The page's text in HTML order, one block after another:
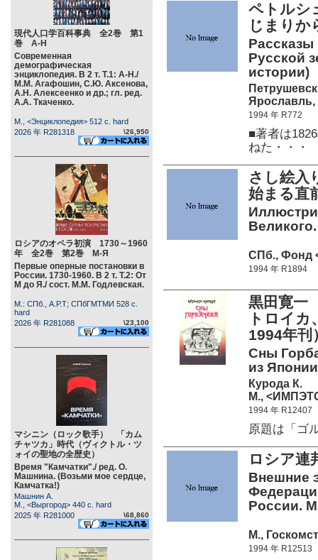
現代人口学百科事典 全2巻 第1
巻 А-Н
Современная
демографическая
энциклопедия. В 2 т. Т.1: А-Н./
М.М. Агафошин, С.Ю. Аксенова,
А.Н. Алексеенко и др.; гл. ред.
А.А. Ткаченко.
М., <Энциклопедия> 512 c. hard
2026 年 R281318
\26,950
ロシアのオペラ初演 1730～1960
年 全2巻 第2巻 М-Я
Первые оперные постановки в
России. 1730-1960. В 2 т. Т.2: От
М до Я./ сост. М.М. Годлевская.
М.: СПб., А.Р.Т; СПбГМТМИ 528 c.
hard
2026 年 R281088
\23,100
マシニン（ロック歌手） 「カム
チャツカ」時代（ヴィクトル・ツ
ォイの聖地の全歴史）
Время "Камчатки"./ ред. О.
Машнина. (Возьми мое сердце,
Камчатка!)
Машнин А.
М., <Выргород> 440 c. hard
2025 年 R281000
\68,860
ペトル
じまりか
Рассказы
Русской
истории)
1994 年 R772
■著者は
ねた・・・
さし絵入
始まる直
СПб., Фонд
1994 年 R1894
黒田寛一
トロイ
1994年刊
Сны
из
Курода К.
М.,
1994 年 R12407
原題は「ゴ
ロシア
Внешние
России.
М.,
1994 年 R12513